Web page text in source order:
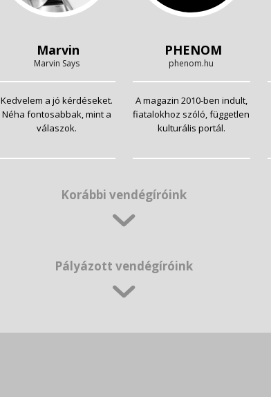
Marvin
Marvin Says
Kedvelem a jó kérdéseket.
Néha fontosabbak, mint a
válaszok.
PHENOM
phenom.hu
A magazin 2010-ben indult,
fiatalokhoz szóló, független
kulturális portál.
Korábbi vendégíróink
Pályázott vendégíróink